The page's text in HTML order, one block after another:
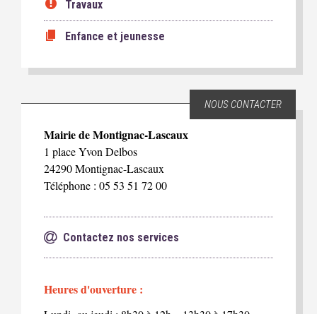
Travaux
Enfance et jeunesse
NOUS CONTACTER
Mairie de Montignac-Lascaux
1 place Yvon Delbos
24290 Montignac-Lascaux
Téléphone : 05 53 51 72 00
Contactez nos services
Heures d'ouverture :